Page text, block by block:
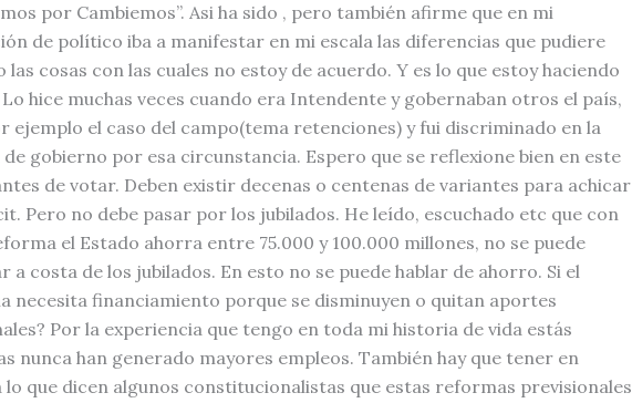
por Cambiemos”. Asi ha sido , pero también afirme que en mi
de político iba a manifestar en mi escala las diferencias que pudiere
las cosas con las cuales no estoy de acuerdo. Y es lo que estoy haciendo
hice muchas veces cuando era Intendente y gobernaban otros el país,
ejemplo el caso del campo(tema retenciones) y fui discriminado en la
de gobierno por esa circunstancia. Espero que se reflexione bien en este
de votar. Deben existir decenas o centenas de variantes para achicar
Pero no debe pasar por los jubilados. He leído, escuchado etc que con
el Estado ahorra entre 75.000 y 100.000 millones, no se puede
a costa de los jubilados. En esto no se puede hablar de ahorro. Si el
necesita financiamiento porque se disminuyen o quitan aportes
Por la experiencia que tengo en toda mi historia de vida estás
nunca han generado mayores empleos. También hay que tener en
lo que dicen algunos constitucionalistas que estas reformas previsionales